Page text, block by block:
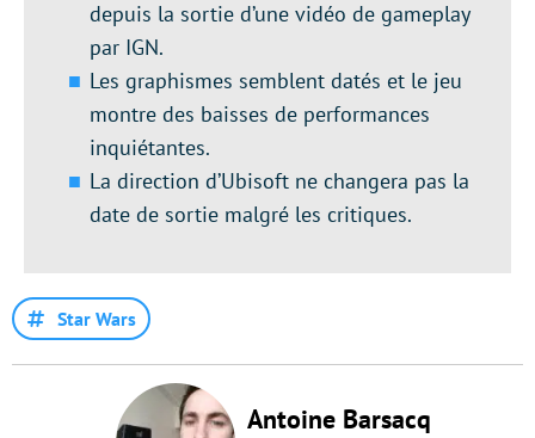
depuis la sortie d’une vidéo de gameplay
par IGN.
Les graphismes semblent datés et le jeu
montre des baisses de performances
inquiétantes.
La direction d’Ubisoft ne changera pas la
date de sortie malgré les critiques.
Star Wars
Antoine Barsacq